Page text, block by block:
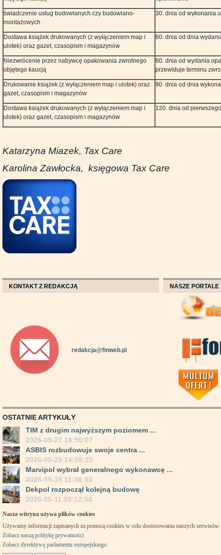
świadczenie usług budowlanych czy budowlano-
montażowych
30. dnia od wykonania
Dostawa książek drukowanych (z wyłączeniem map i
ulotek) oraz gazet, czasopism i magazynów
60. dnia od dnia
Niezwrócenie przez nabywcę opakowania zwrotnego
objętego kaucją
60. dnia od wydania
przewiduje terminu
Drukowanie książek (z wyłączeniem map i ulotek) oraz
gazet, czasopism i magazynów
90. dnia od dnia
Dostawa książek drukowanych (z wyłączeniem map i
ulotek) oraz gazet, czasopism i magazynów
120. dnia od
Katarzyna Miazek, Tax Care
Karolina Zawłocka, księgowa Tax Care
KONTAKT Z REDAKCJĄ
redakcja@finweb.pl
NASZE PORTALE
OSTATNIE ARTYKUŁY
TIM z drugim najwyższym poziomem ...
2026-05-27 18:50:07
ASBIS rozbudowuje swoje centra ...
2026-05-25 14:09:25
Marvipol wybrał generalnego wykonawcę ...
2026-05-19 11:36:03
Dekpol rozpoczął kolejną budowę
2026-05-11 05:12:58
Nasza witryna używa plików cookies
Używamy informacji zapisanych za pomocą cookies w celu dostosowania naszych
Zobacz naszą politykę prywatności
Zobacz dyrektywę parlamentu europejskiego